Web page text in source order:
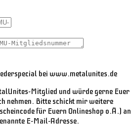
bei www.metalunites.de
Mitglied und würde gerne Euer
nehmen. Bitte schickt mir weitere
für Euern Onlineshop o.Ä.) an
E-Mail-Adresse.